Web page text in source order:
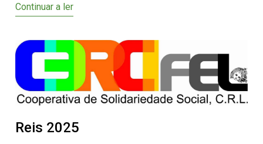
Continuar a ler
Reis 2025